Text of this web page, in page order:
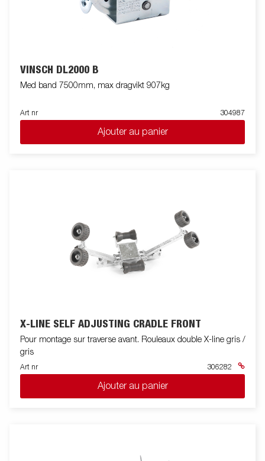
VINSCH DL2000 B
Med band 7500mm, max dragvikt 907kg
Art nr 304987
Ajouter au panier
X-LINE SELF ADJUSTING CRADLE FRONT
Pour montage sur traverse avant. Rouleaux double X-line gris /
gris
Art nr 306282
Ajouter au panier